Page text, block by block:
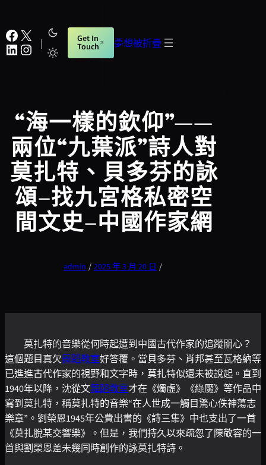
至
主
要
夢想被折疊
Facebook X
LinkedIn Instagram | Get In
Touch
“海一樣的欽仰”——
兩位“九葉派”詩人對
莫扎特、貝多芬的詠
頌–找九宮格私密空
間文史–中國作家網
admin / 2025 年 3 月 20 日 /
莫扎特的音樂從何時起遭到中國古代作家的追蹤關心？
這個題目真欠舞蹈教室好答覆。當貝多芬、肖邦甚至瓦格納等
已進進古代作家的視野和文字時，莫扎特似還未被說起。直到
1940年以降，沈從文舞蹈教室才在《燭虛》《綠魘》等作品中
寫到莫扎特，稱莫扎特的音樂“在人世成一觸目驚心佚神蕩志
樂章”。劉榮恩1945年公費出書的《詩三集》中也支出了一首
《莫扎脫某交響樂》。但是，我們持久以來疏忽了陳敬容的一
首與劉榮恩差未幾同時創作的詠莫扎特詩。